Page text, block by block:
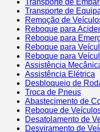
Transporte de
Transporte de
Remoção de
Reboque para
Reboque para
Reboque para
Reboque para
Assistência
Assistência Elétrica
Desbloqueio de
Troca de Pneus
Abastecimento de
Reboque de
Desatolamento de
Desviramento de